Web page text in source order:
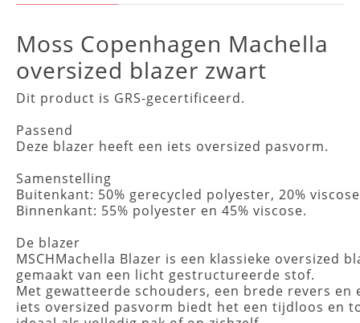
Moss Copenhagen Machella
oversized blazer zwart
Dit product is GRS-gecertificeerd.
Passend
Deze blazer heeft een iets oversized pasvorm.
Samenstelling
Buitenkant: 50% gerecycled polyester, 20%
Binnenkant: 55% polyester en 45% viscose.
De blazer
MSCHMachella Blazer is een klassieke oversized
gemaakt van een licht gestructureerde stof.
Met gewatteerde schouders, een brede revers en
iets oversized pasvorm biedt het een tijdloos en